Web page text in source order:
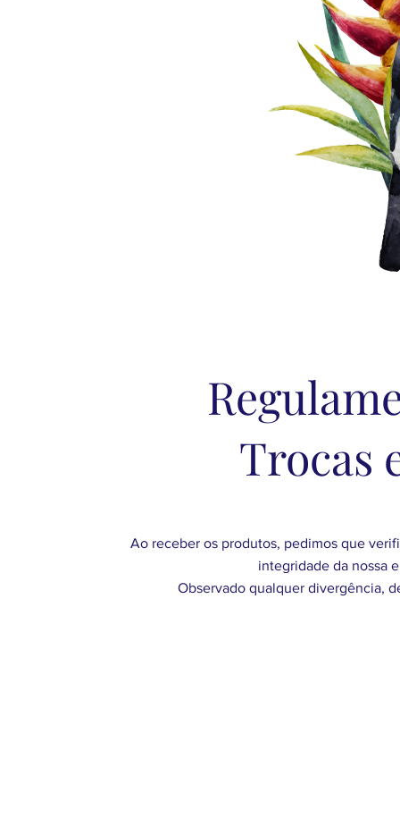
Trocas
Ao receber os produtos, pedimos que
integridade da nossa
Observado qualquer divergência,